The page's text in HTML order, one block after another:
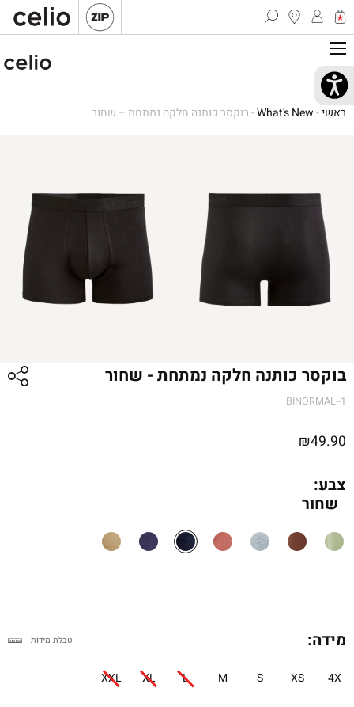
ראשי-
What's New
-בוקסר כותנה חלקה נמתחת – שחור
בוקסר כותנה חלקה נמתחת - שחור
BINORMAL--1
₪49.90
צבע:
שחור
מידה:
4X
XS
S
M
L
XL
XXL
טבלת מידות